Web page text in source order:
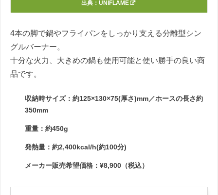
出典： UNIFLAME
4本の脚で鍋やフライパンをしっかり支える分離型シン
グルバーナー。
十分な火力、大きめの鍋も使用可能と使い勝手の良い商
品です。
収納時サイズ：約125×130×75(厚さ)mm／ホースの長さ約
350mm
重量：約450g
発熱量：約2,400kcal/h(約100分)
メーカー販売希望価格：¥8,900（税込）